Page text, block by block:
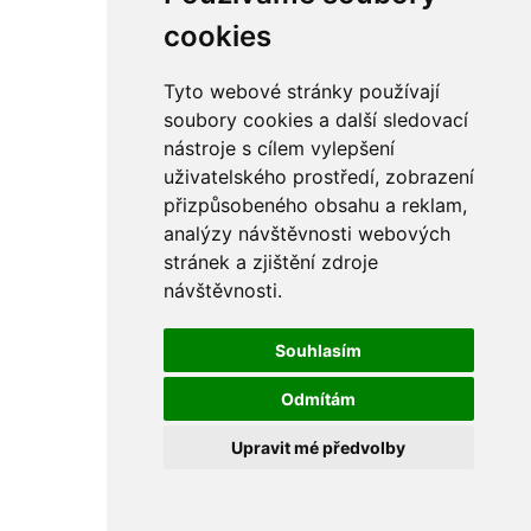
cookies
Tyto webové stránky používají
soubory cookies a další sledovací
nástroje s cílem vylepšení
uživatelského prostředí, zobrazení
přizpůsobeného obsahu a reklam,
analýzy návštěvnosti webových
stránek a zjištění zdroje
návštěvnosti.
Souhlasím
Odmítám
Upravit mé předvolby
řetězy
ostatní části
sekundární
sání
sedla
spojovací materiál
matice
podložky
pojistné kroužky
šrouby
výbava
výfuky a kolena
bowdeny a lanka
filtry
gufera